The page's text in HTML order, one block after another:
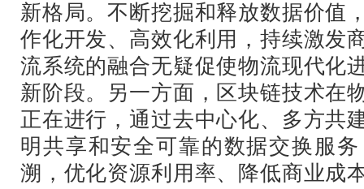
新格局。不断挖掘和释放数据价值
作化开发、高效化利用，持续激发
流系统的融合无疑促使物流现代化
新阶段。另一方面，区块链技术在
正在进行，通过去中心化、多方共
明共享和安全可靠的数据交换服
溯，优化资源利用率、降低商业成